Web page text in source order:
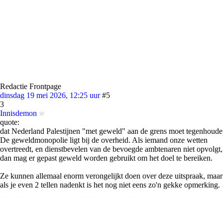
Redactie Frontpage
dinsdag 19 mei 2026, 12:25 uur #5
3
Innisdemon
quote:
dat Nederland Palestijnen "met geweld" aan de grens moet tegenhoude
De geweldmonopolie ligt bij de overheid. Als iemand onze wetten
overtreedt, en dienstbevelen van de bevoegde ambtenaren niet opvolgt,
dan mag er gepast geweld worden gebruikt om het doel te bereiken.
Ze kunnen allemaal enorm verongelijkt doen over deze uitspraak, maar
als je even 2 tellen nadenkt is het nog niet eens zo'n gekke opmerking.